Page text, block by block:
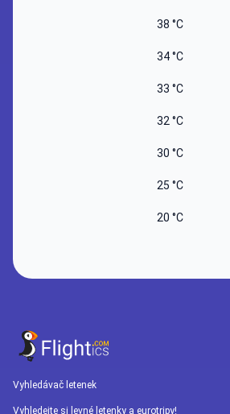
38 °C
34 °C
33 °C
32 °C
30 °C
25 °C
20 °C
Vyhledávač letenek
Vyhledejte si levné letenky a eurotripy!